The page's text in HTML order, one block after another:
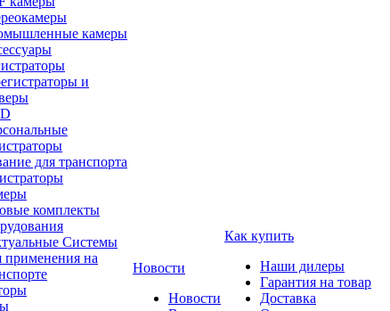
камеры
и
для транспорта
комплекты
Системы
применения на
Новости
Новости
Как купить
Наши дилеры
Гарантия на товар
Доставка